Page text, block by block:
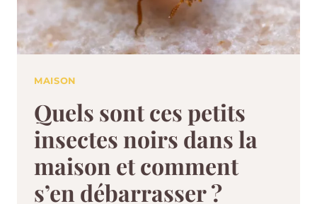
MAISON
Quels sont ces petits
insectes noirs dans la
maison et comment
s’en débarrasser ?